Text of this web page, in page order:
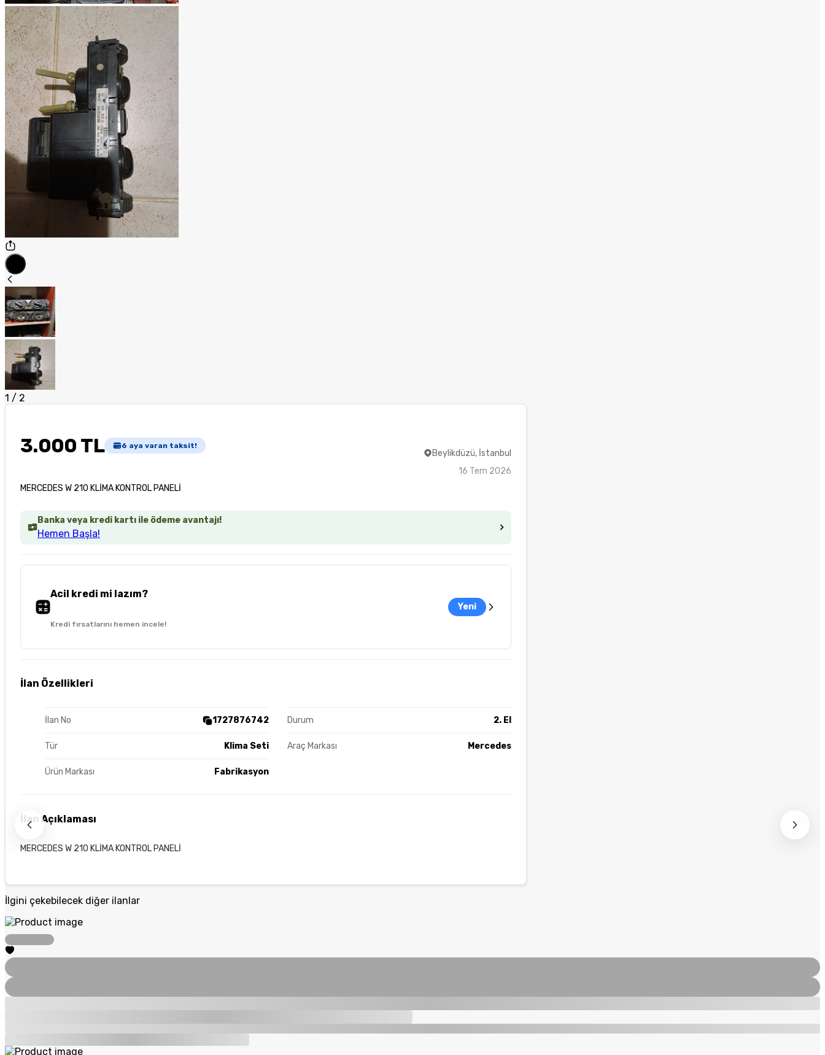
1 / 2
3.000 TL 6 aya varan taksit!
MERCEDES W 210 KLİMA KONTROL PANELİ
Beylikdüzü, İstanbul
16 Tem 2026
Banka veya kredi kartı ile ödeme avantajı!
Hemen Başla!
Acil kredi mi lazım?
Kredi fırsatlarını hemen incele!
Yeni
İlan Özellikleri
İlan No 1727876742 Durum 2. El
Tür Klima Seti Araç Markası Mercedes
Ürün Markası Fabrikasyon
İlan Açıklaması
MERCEDES W 210 KLİMA KONTROL PANELİ
İlgini çekebilecek diğer ilanlar